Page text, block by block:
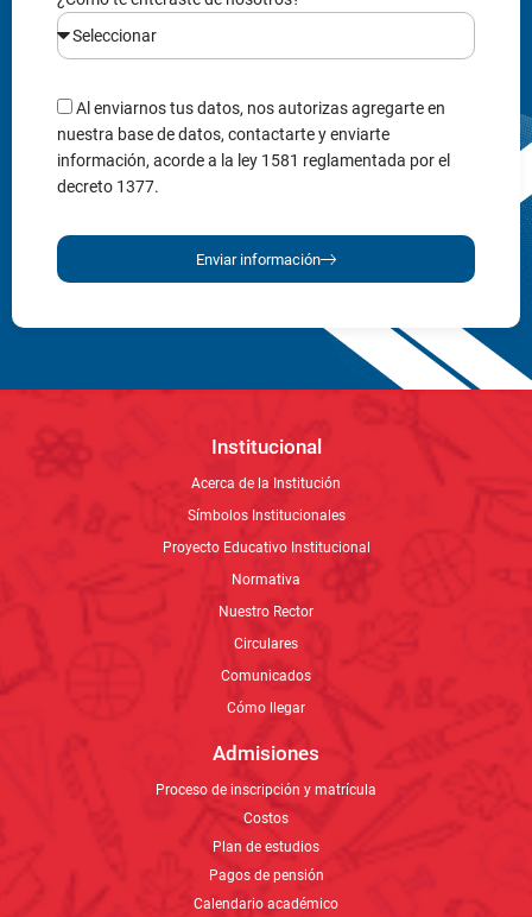
Al enviarnos tus datos, nos autorizas agregarte en
nuestra base de datos, contactarte y enviarte
información, acorde a la ley 1581 reglamentada por el
decreto 1377.
Enviar información
Institucional
Acerca de la Institución
Símbolos Institucionales
Proyecto Educativo Institucional
Normativa
Nuestro Rector
Circulares
Comunicados
Cómo llegar
Admisiones
Proceso de inscripción y matrícula
Costos
Plan de estudios
Pagos de pensión
Calendario académico